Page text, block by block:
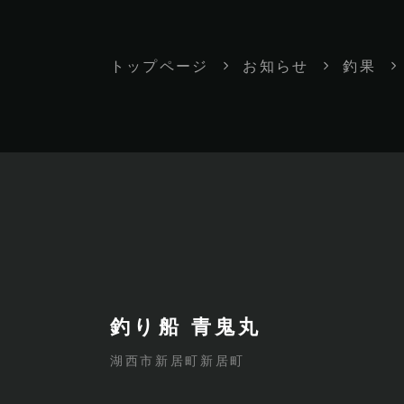
トップページ お知らせ 釣果
釣り船 青鬼丸
湖西市新居町新居町